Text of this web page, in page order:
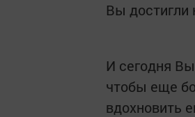
Вы достигли
И сегодня
чтобы еще
вдохновить